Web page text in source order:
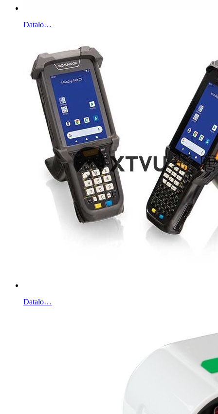
Datalo…
Datalo…